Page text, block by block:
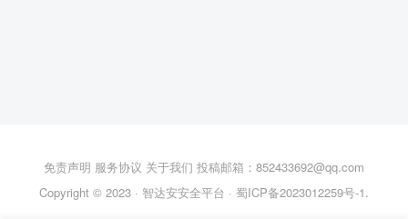
免责声明 服务协议 关于我们 投稿邮箱：852433692@qq.com
Copyright © 2023 · 智达安安全平台 · 蜀ICP备2023012259号-1.